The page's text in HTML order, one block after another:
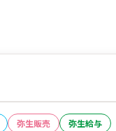
弥生販売 弥生給与